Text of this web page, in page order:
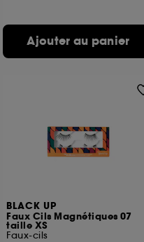
Ajouter au panier
BLACK UP
Faux Cils Magnétiques 07
taille XS
Faux-cils